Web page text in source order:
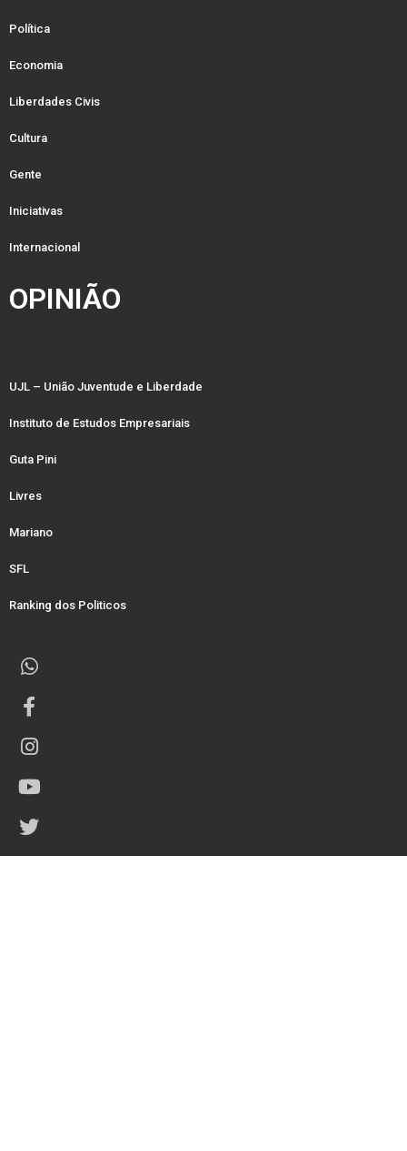
Política
Economia
Liberdades Civis
Cultura
Gente
Iniciativas
Internacional
OPINIÃO
UJL – União Juventude e Liberdade
Instituto de Estudos Empresariais
Guta Pini
Livres
Mariano
SFL
Ranking dos Politicos